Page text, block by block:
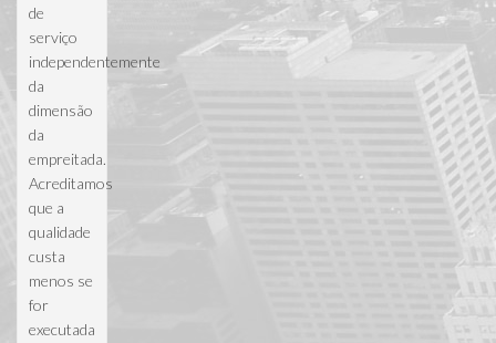
de
serviço
independentemente
da
dimensão
da
empreitada.
Acreditamos
que a
qualidade
custa
menos se
for
executada